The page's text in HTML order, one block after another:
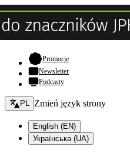
Promocje- otwiera się w nowej
Newsletter
Podcasty
Zmień język - bieżący:
PL Zmień język strony
English (EN)
Українська (UA)